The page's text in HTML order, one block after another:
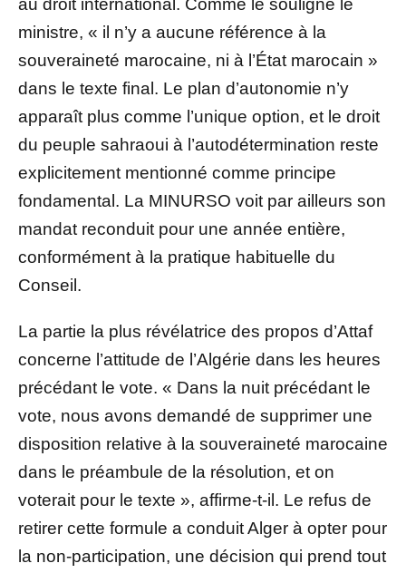
ministre, « il n’y a aucune référence à la
souveraineté marocaine, ni à l’État marocain »
dans le texte final. Le plan d’autonomie n’y
apparaît plus comme l’unique option, et le droit
du peuple sahraoui à l’autodétermination reste
explicitement mentionné comme principe
fondamental. La MINURSO voit par ailleurs son
mandat reconduit pour une année entière,
conformément à la pratique habituelle du
Conseil.
La partie la plus révélatrice des propos d’Attaf
concerne l’attitude de l’Algérie dans les heures
précédant le vote. « Dans la nuit précédant le
vote, nous avons demandé de supprimer une
disposition relative à la souveraineté marocaine
dans le préambule de la résolution, et on
voterait pour le texte », affirme-t-il. Le refus de
retirer cette formule a conduit Alger à opter pour
la non-participation, une décision qui prend tout